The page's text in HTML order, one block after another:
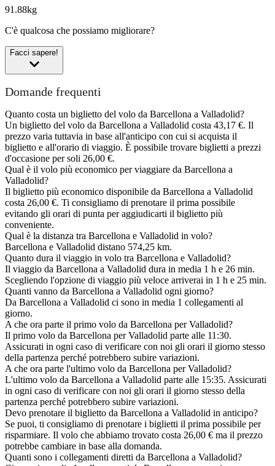
91.88kg
C'è qualcosa che possiamo migliorare?
Facci sapere!
Domande frequenti
Quanto costa un biglietto del volo da Barcellona a Valladolid?
Un biglietto del volo da Barcellona a Valladolid costa 43,17 €. Il
prezzo varia tuttavia in base all'anticipo con cui si acquista il
biglietto e all'orario di viaggio. È possibile trovare biglietti a prezzi
d'occasione per soli 26,00 €.
Qual è il volo più economico per viaggiare da Barcellona a
Valladolid?
Il biglietto più economico disponibile da Barcellona a Valladolid
costa 26,00 €. Ti consigliamo di prenotare il prima possibile
evitando gli orari di punta per aggiudicarti il biglietto più
conveniente.
Qual è la distanza tra Barcellona e Valladolid in volo?
Barcellona e Valladolid distano 574,25 km.
Quanto dura il viaggio in volo tra Barcellona e Valladolid?
Il viaggio da Barcellona a Valladolid dura in media 1 h e 26 min.
Scegliendo l'opzione di viaggio più veloce arriverai in 1 h e 25 min.
Quanti vanno da Barcellona a Valladolid ogni giorno?
Da Barcellona a Valladolid ci sono in media 1 collegamenti al
giorno.
A che ora parte il primo volo da Barcellona per Valladolid?
Il primo volo da Barcellona per Valladolid parte alle 11:30.
Assicurati in ogni caso di verificare con noi gli orari il giorno stesso
della partenza perché potrebbero subire variazioni.
A che ora parte l'ultimo volo da Barcellona per Valladolid?
L'ultimo volo da Barcellona a Valladolid parte alle 15:35. Assicurati
in ogni caso di verificare con noi gli orari il giorno stesso della
partenza perché potrebbero subire variazioni.
Devo prenotare il biglietto da Barcellona a Valladolid in anticipo?
Se puoi, ti consigliamo di prenotare i biglietti il prima possibile per
risparmiare. Il volo che abbiamo trovato costa 26,00 € ma il prezzo
potrebbe cambiare in base alla domanda.
Quanti sono i collegamenti diretti da Barcellona a Valladolid?